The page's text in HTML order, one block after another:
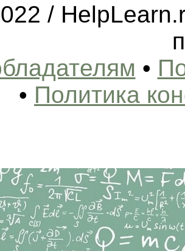
/
•
• Политика